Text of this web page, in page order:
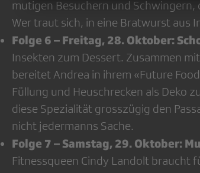
mutigen Besuchern und Schwingern,
Wer traut sich, in eine Bratwurst aus
Folge 6 – Freitag, 28. Oktober:
Insekten zum Dessert. Zusammen
bereitet Andrea in ihrem «Future
Füllung und Heuschrecken als Deko
diese Spezialität grosszügig den
nicht jedermanns Sache.
Folge 7 – Samstag, 29. Oktober:
Fitnessqueen Cindy Landolt braucht